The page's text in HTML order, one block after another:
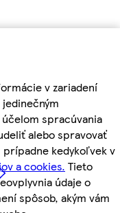
v zariadení
spracúvania
alebo spravovať
kedykoľvek v
a cookies. Tieto
údaje o
spôsob, akým vám